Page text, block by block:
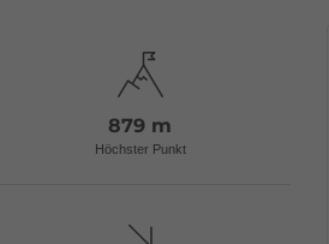
879 m
Höchster Punkt